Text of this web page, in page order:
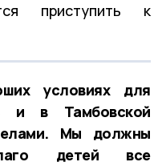
приступить к
условиях для
и в Тамбовской
Мы должны
детей все